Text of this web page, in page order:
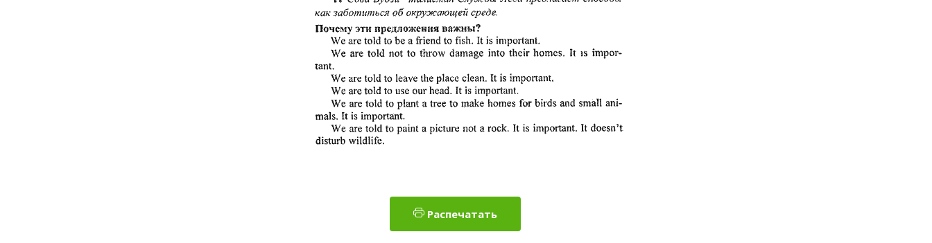
Распечатать